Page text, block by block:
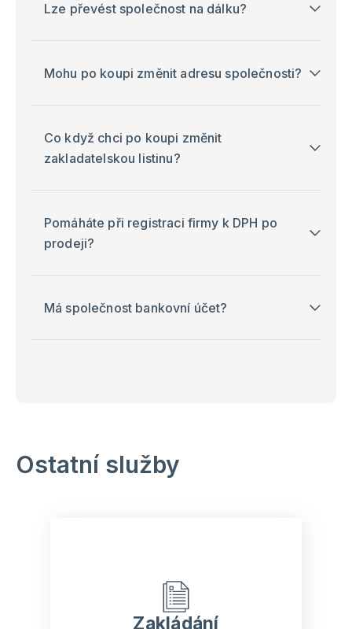
Lze převést společnost na dálku?
Mohu po koupi změnit adresu společnosti?
Co když chci po koupi změnit
zakladatelskou listinu?
Pomáháte při registraci firmy k DPH po
prodeji?
Má společnost bankovní účet?
Ostatní služby
Zakládání
Zakládání
společností